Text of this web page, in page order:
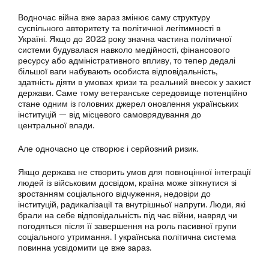
Водночас війна вже зараз змінює саму структуру
суспільного авторитету та політичної легітимності в
Україні. Якщо до 2022 року значна частина політичної
системи будувалася навколо медійності, фінансового
ресурсу або адміністративного впливу, то тепер дедалі
більшої ваги набувають особиста відповідальність,
здатність діяти в умовах кризи та реальний внесок у захист
держави. Саме тому ветеранське середовище потенційно
стане одним із головних джерел оновлення українських
інституцій — від місцевого самоврядування до
центральної влади.
Але одночасно це створює і серйозний ризик.
Якщо держава не створить умов для повноцінної інтеграції
людей із військовим досвідом, країна може зіткнутися зі
зростанням соціального відчуження, недовіри до
інституцій, радикалізації та внутрішньої напруги. Люди, які
брали на себе відповідальність під час війни, навряд чи
погодяться після її завершення на роль пасивної групи
соціального утримання. І українська політична система
повинна усвідомити це вже зараз.